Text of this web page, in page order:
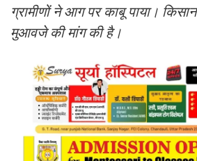
ग्रामीणों ने आग पर काबू पाया।
मुआवजे की मांग की है।